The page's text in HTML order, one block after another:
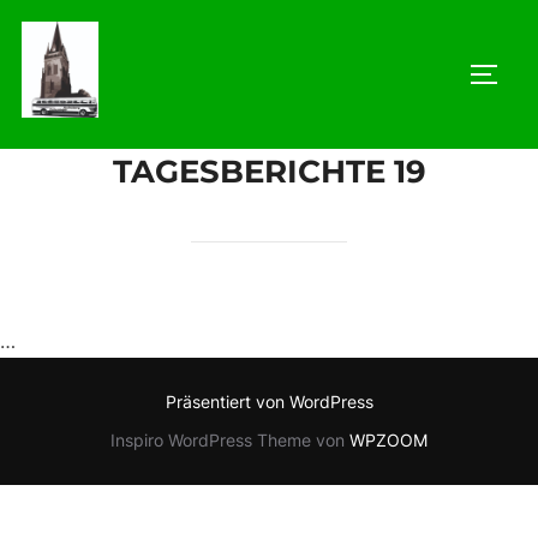
Zum
Inhalt
springen
TAGESBERICHTE 19
…
Präsentiert von WordPress
Inspiro WordPress Theme von WPZOOM